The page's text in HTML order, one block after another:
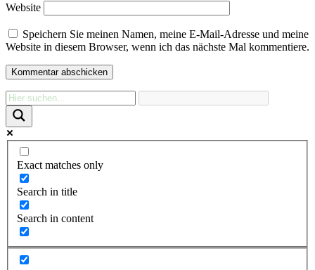
Website
Speichern Sie meinen Namen, meine E-Mail-Adresse und meine
Website in diesem Browser, wenn ich das nächste Mal kommentiere.
Exact matches only
Search in title
Search in content